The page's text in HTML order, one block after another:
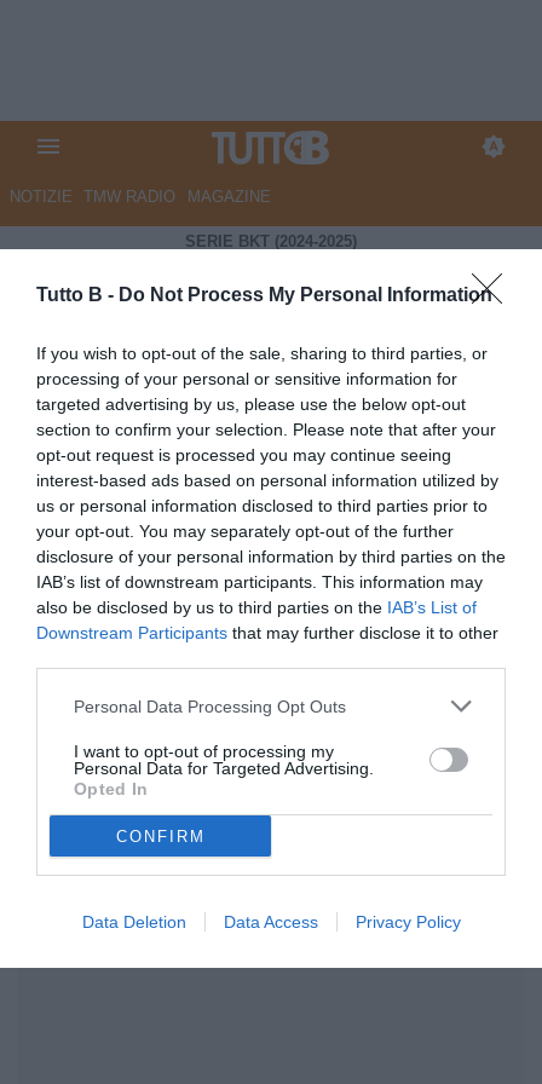
Tutto B - Do Not Process My Personal Information
If you wish to opt-out of the sale, sharing to third parties, or
processing of your personal or sensitive information for
targeted advertising by us, please use the below opt-out
section to confirm your selection. Please note that after your
opt-out request is processed you may continue seeing
interest-based ads based on personal information utilized by
us or personal information disclosed to third parties prior to
your opt-out. You may separately opt-out of the further
disclosure of your personal information by third parties on the
IAB’s list of downstream participants. This information may
also be disclosed by us to third parties on the IAB’s List of
Downstream Participants that may further disclose it to other
Personal Data Processing Opt Outs
I want to opt-out of processing my
Personal Data for Targeted Advertising.
Opted In
CONFIRM
Data Deletion Data Access Privacy Policy
NOTIZIE TMW RADIO MAGAZINE
SERIE BKT (2024-2025)
Modena
Palermo
48'Gliozzi
Caldara
Verre35'
Insigne
Cronaca Formazioni
Bella reazione del Modena, ma Palermo che si è
davvero abbassato in maniera incomprensibile
regalando oltre mezzora agli avversari. Da
Massimiliano Rincione è tutto per oggi, a voi l'augurio
di una buona serata da trascorrere anche su TMW!
FINISCE QUA! Gran bella partita al Braglia, con i due
Arriva il giallo anche per un giocatore di casa,
giallo per Zaro.
Si dovranno recuperare quattro minuti.